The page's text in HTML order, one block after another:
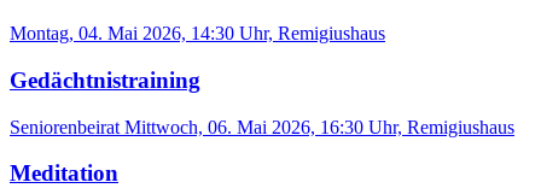
Montag, 04. Mai 2026, 14:30 Uhr, Remigiushaus
Gedächtnistraining
Seniorenbeirat Mittwoch, 06. Mai 2026, 16:30 Uhr, Remigiushaus
Meditation